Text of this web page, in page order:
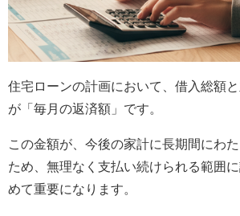
住宅ローンの計画において、借入総額
が「毎月の返済額」です。
この金額が、今後の家計に長期間にわ
ため、無理なく支払い続けられる範囲
めて重要になります。